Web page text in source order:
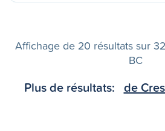
Affichage de 20 résultats sur
BC
Plus de résultats: de